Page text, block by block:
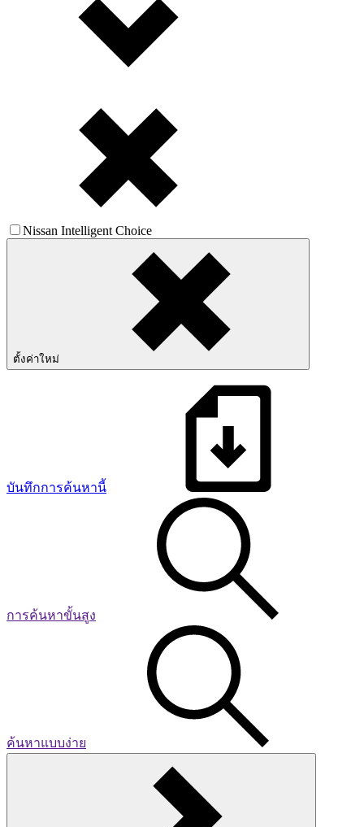
Nissan Intelligent Choice
ตั้งค่าใหม่
บันทึกการค้นหานี้
การค้นหาขั้นสูง
ค้นหาแบบง่าย